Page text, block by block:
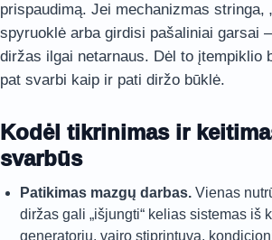
prispaudimą. Jei mechanizmas stringa,
spyruoklė arba girdisi pašaliniai garsai
diržas ilgai netarnaus. Dėl to įtempiklio
pat svarbi kaip ir pati diržo būklė.
Kodėl tikrinimas ir
svarbūs
Patikimas mazgų darbas. Vienas
diržas gali „išjungti“ kelias sistemas iš
generatorių, vairo stiprintuvą,